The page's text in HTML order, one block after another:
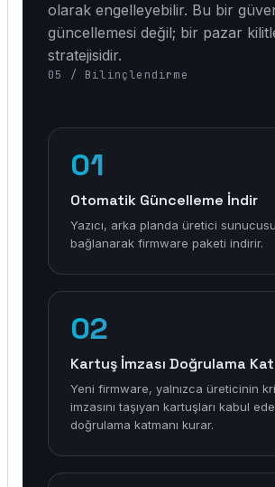
olarak engelleyebilir. Bu bir
güncellemesi değil; bir pazar
stratejisidir.
05 / Bilinçlendirme
01
Otomatik Güncelleme İndir
Yazıcı, arka planda üretici
bağlanarak firmware paketi indirir.
02
Kartuş İmzası Doğrulama
Yeni firmware, yalnızca üreticinin
imzasını taşıyan kartuşları kabul
doğrulama katmanı kurar.